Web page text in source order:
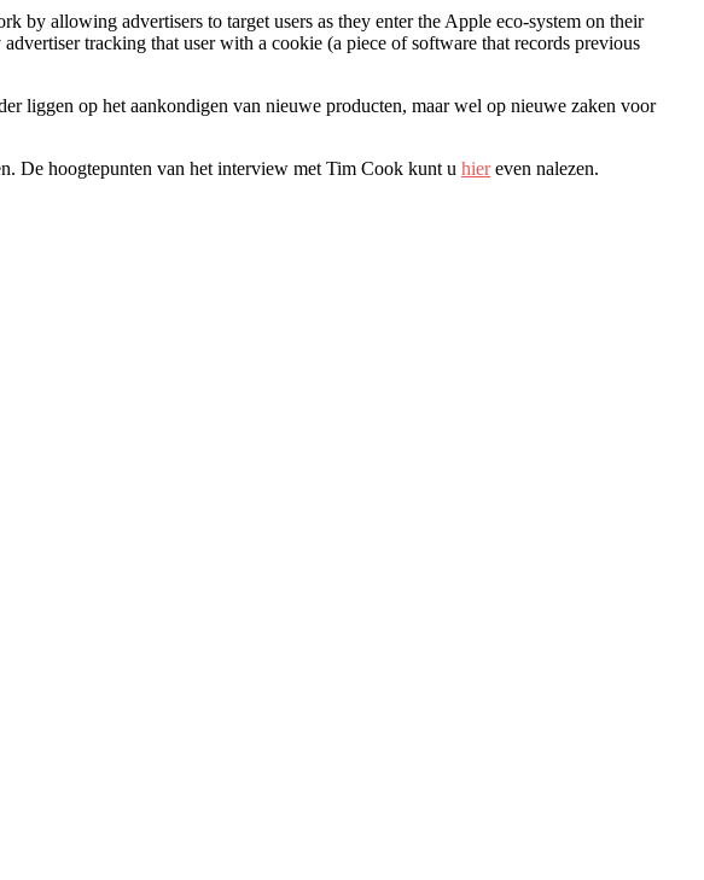
allowing advertisers to target users as they enter the Apple eco-system on their
tracking that user with a cookie (a piece of software that records previous
liggen op het aankondigen van nieuwe producten, maar wel op nieuwe zaken voor
De hoogtepunten van het interview met Tim Cook kunt u hiereven nalezen.